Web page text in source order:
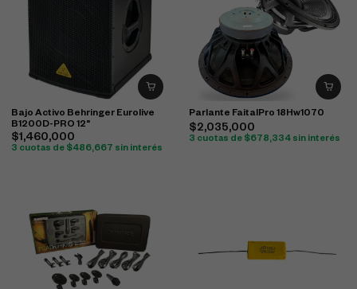
Bajo Activo Behringer Eurolive
B1200D-PRO 12"
$1,460,000
3 cuotas de $486,667 sin interés
Parlante FaitalPro 18Hw1070
$2,035,000
3 cuotas de $678,334 sin interés